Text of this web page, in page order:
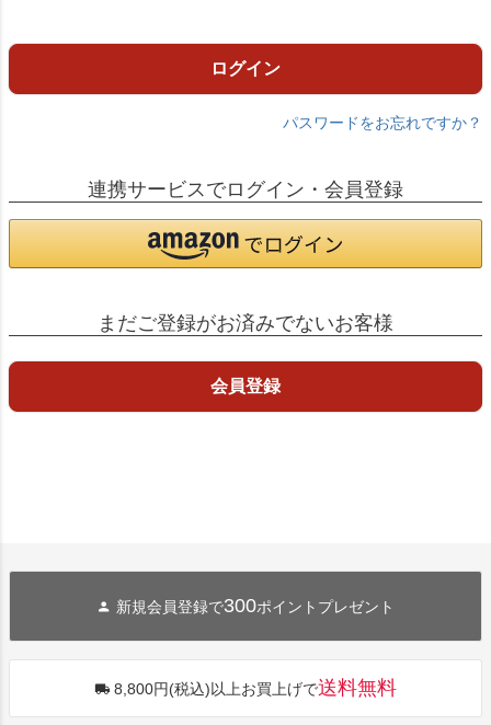
ログイン
パスワードをお忘れですか？
連携サービスでログイン・会員登録
まだご登録がお済みでないお客様
会員登録
新規会員登録で300ポイントプレゼント
8,800円(税込)以上お買上げで送料無料